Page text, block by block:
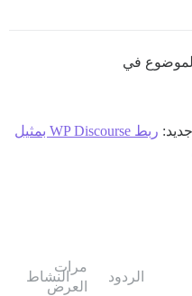
ربط WP Discourse بمثيل
الردود
مرات
العرض
النشاط